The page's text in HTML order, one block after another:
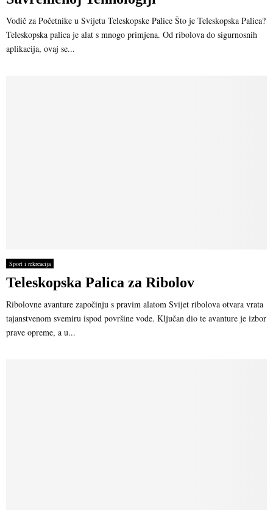
Vodič za Početnike u Svijetu Teleskopske Palice Što je Teleskopska Palica?
Teleskopska palica je alat s mnogo primjena. Od ribolova do sigurnosnih
aplikacija, ovaj se...
Sport i rekreacija
Teleskopska Palica za Ribolov
Ribolovne avanture započinju s pravim alatom Svijet ribolova otvara vrata
tajanstvenom svemiru ispod površine vode. Ključan dio te avanture je izbor
prave opreme, a u...